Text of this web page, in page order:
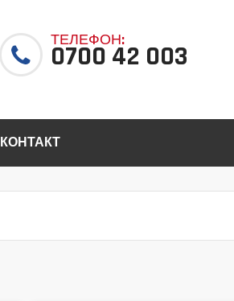
ТЕЛЕФОН:
0700 42 003
КОНТАКТ